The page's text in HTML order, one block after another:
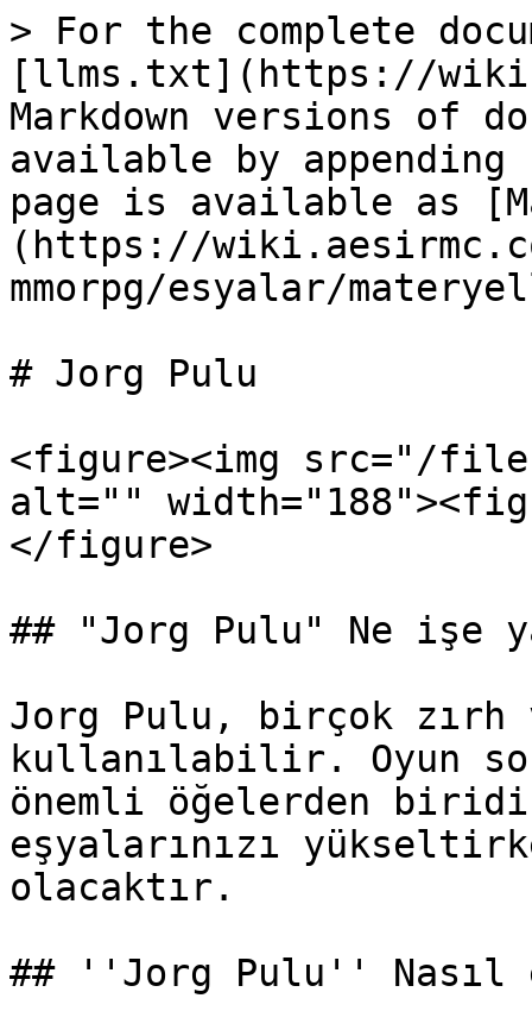
> For the complete
[llms.txt](https://
Markdown versions of
available by
page is available as
(https://
mmorpg/esyalar/
# Jorg Pulu
<figure><img src="/files/
alt=""
</figure>
## "Jorg Pulu" Ne işe
Jorg Pulu, birçok zırh
kullanılabilir. Oyun
önemli öğelerden
eşyalarınızı
olacaktır.
## ''Jorg Pulu''